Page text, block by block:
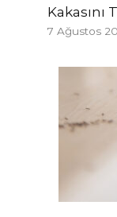
Kakasını
7 Ağustos